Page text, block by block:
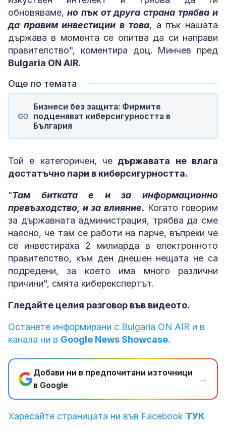
обновяваме, но пък от друга страна трябва и
да правим инвестиции в това, а пък нашата
държава в момента се опитва да си направи
правителство", коментира доц. Минчев пред
Bulgaria ON AIR.
Още по темата
Бизнеси без защита: Фирмите
подценяват киберсигурността в
България
Той е категоричен, че държавата не влага
достатъчно пари в киберсигурността.
"Там битката е и за информационно
превъзходство, и за влияние. Когато говорим
за държавната администрация, трябва да сме
наясно, че там се работи на парче, въпреки че
се инвестираха 2 милиарда в електронното
правителство, към ден днешен нещата не са
подредени, за което има много различни
причини", смята киберекспертът.
Гледайте целия разговор във видеото.
Останете информирани с Bulgaria ON AIR и в
канала ни в Google News Showcase.
Добави ни в предпочитани източници
в Google
→
Харесайте страницата ни във Facebook ТУК